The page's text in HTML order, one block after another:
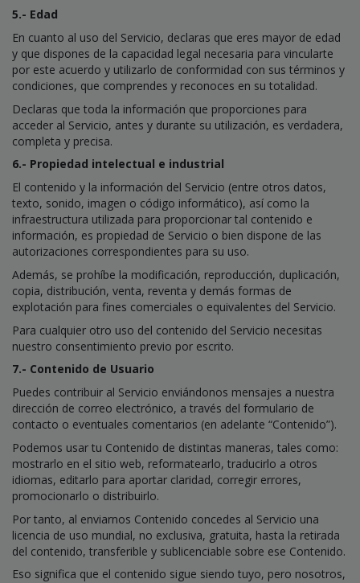
5.- Edad
En cuanto al uso del Servicio, declaras que eres mayor de edad
y que dispones de la capacidad legal necesaria para vincularte
por este acuerdo y utilizarlo de conformidad con sus términos y
condiciones, que comprendes y reconoces en su totalidad.
Declaras que toda la información que proporciones para
acceder al Servicio, antes y durante su utilización, es verdadera,
completa y precisa.
6.- Propiedad intelectual e industrial
El contenido y la información del Servicio (entre otros datos,
texto, sonido, imagen o código informático), así como la
infraestructura utilizada para proporcionar tal contenido e
información, es propiedad de Servicio o bien dispone de las
autorizaciones correspondientes para su uso.
Además, se prohíbe la modificación, reproducción, duplicación,
copia, distribución, venta, reventa y demás formas de
explotación para fines comerciales o equivalentes del Servicio.
Para cualquier otro uso del contenido del Servicio necesitas
nuestro consentimiento previo por escrito.
7.- Contenido de Usuario
Puedes contribuir al Servicio enviándonos mensajes a nuestra
dirección de correo electrónico, a través del formulario de
contacto o eventuales comentarios (en adelante “Contenido”).
Podemos usar tu Contenido de distintas maneras, tales como:
mostrarlo en el sitio web, reformatearlo, traducirlo a otros
idiomas, editarlo para aportar claridad, corregir errores,
promocionarlo o distribuirlo.
Por tanto, al enviarnos Contenido concedes al Servicio una
licencia de uso mundial, no exclusiva, gratuita, hasta la retirada
del contenido, transferible y sublicenciable sobre ese Contenido.
Eso significa que el contenido sigue siendo tuyo, pero nosotros,